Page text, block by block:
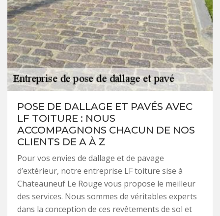
POSE DE DALLAGE ET PAVÉS AVEC
LF TOITURE : NOUS
ACCOMPAGNONS CHACUN DE NOS
CLIENTS DE A À Z
Pour vos envies de dallage et de pavage
d’extérieur, notre entreprise LF toiture sise à
Chateauneuf Le Rouge vous propose le meilleur
des services. Nous sommes de véritables experts
dans la conception de ces revêtements de sol et